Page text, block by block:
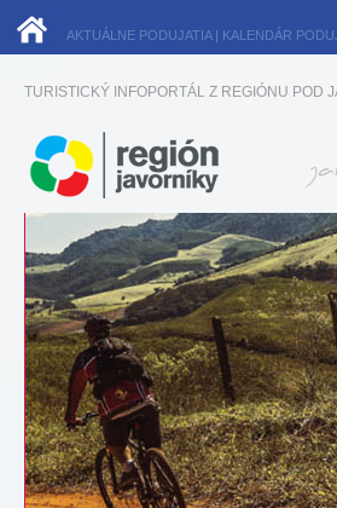
AKTUÁLNE PODUJATIA| KALENDÁR
TURISTICKÝ INFOPORTÁL Z REGIÓNU POD